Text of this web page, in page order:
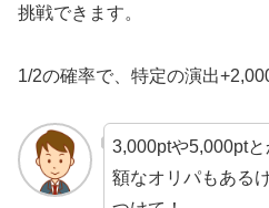
挑戦できます。
1/2の確率で、特定の演出
3,000ptや5,000pt
額なオリパもある